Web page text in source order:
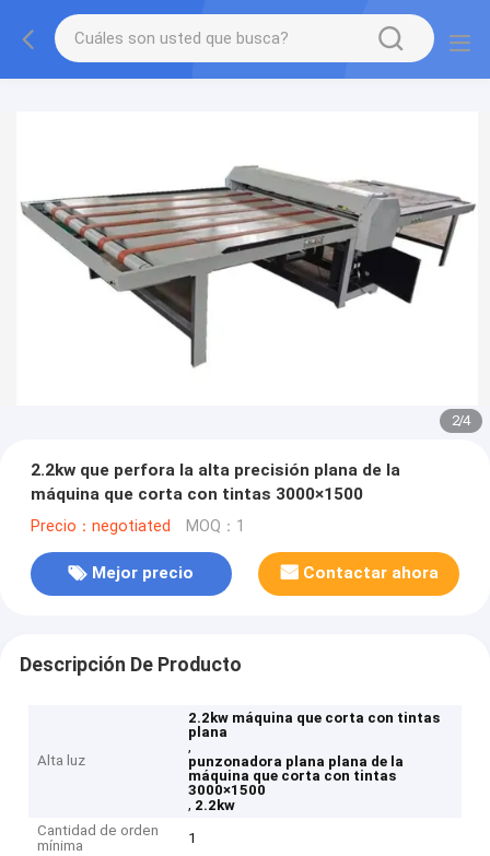
2/4
2.2kw que perfora la alta precisión plana de la
máquina que corta con tintas 3000×1500
Precio：negotiated MOQ：1
Mejor precio Contactar ahora
Descripción De Producto
Alta luz
2.2kw máquina que corta con tintas
plana
,
punzonadora plana plana de la
máquina que corta con tintas
3000×1500
, 2.2kw
Cantidad de orden
mínima
1